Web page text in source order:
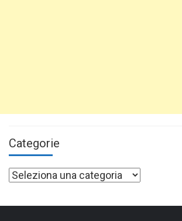
Categorie
Categorie